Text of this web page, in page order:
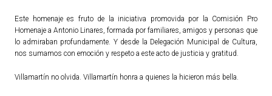
Seguridad
Servicios Comarcales
Este homenaje es fruto de la iniciativa promovida por la Comisión Pro
Homenaje a Antonio Linares, formada por familiares, amigos y personas que
lo admiraban profundamente. Y desde la Delegación Municipal de Cultura,
nos sumamos con emoción y respeto a este acto de justicia y gratitud.
Villamartín no olvida. Villamartín honra a quienes la hicieron más bella.